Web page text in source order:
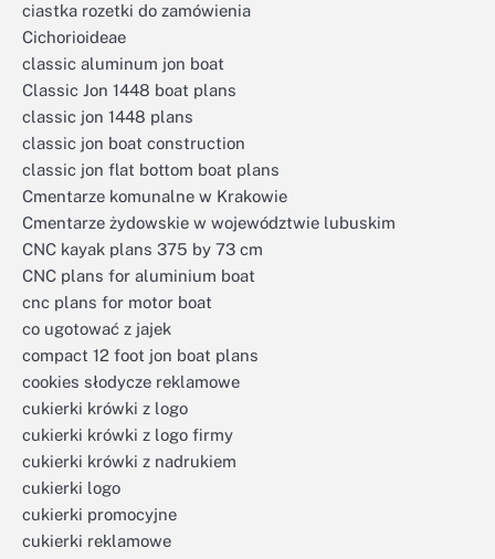
ciastka rozetki do zamówienia
Cichorioideae
classic aluminum jon boat
Classic Jon 1448 boat plans
classic jon 1448 plans
classic jon boat construction
classic jon flat bottom boat plans
Cmentarze komunalne w Krakowie
Cmentarze żydowskie w województwie lubuskim
CNC kayak plans 375 by 73 cm
CNC plans for aluminium boat
cnc plans for motor boat
co ugotować z jajek
compact 12 foot jon boat plans
cookies słodycze reklamowe
cukierki krówki z logo
cukierki krówki z logo firmy
cukierki krówki z nadrukiem
cukierki logo
cukierki promocyjne
cukierki reklamowe